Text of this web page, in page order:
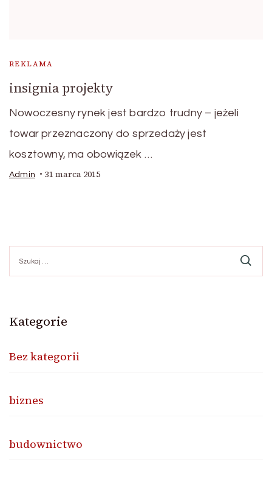
REKLAMA
insignia projekty
Nowoczesny rynek jest bardzo trudny – jeżeli
towar przeznaczony do sprzedaży jest
kosztowny, ma obowiązek …
Admin 31 marca 2015
Kategorie
Bez kategorii
biznes
budownictwo